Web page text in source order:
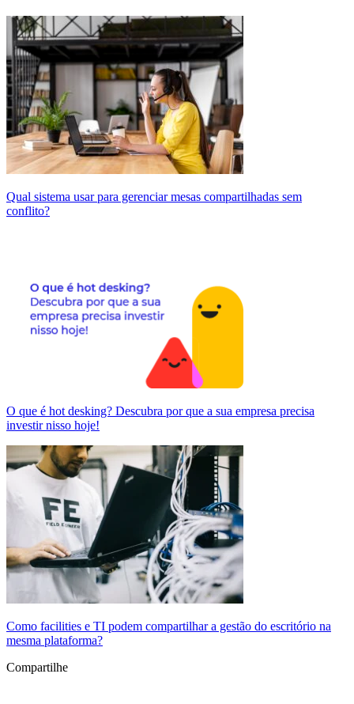
Qual sistema usar para gerenciar mesas compartilhadas sem
conflito?
O que é hot desking? Descubra por que a sua empresa precisa
investir nisso hoje!
Como facilities e TI podem compartilhar a gestão do escritório na
mesma plataforma?
Compartilhe